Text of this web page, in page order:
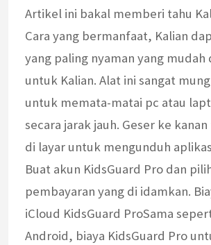
Artikel ini bakal memberi tahu
Cara yang bermanfaat, Kalian
yang paling nyaman yang mudah
untuk Kalian. Alat ini sangat
untuk memata-matai pc atau
secara jarak jauh. Geser ke
di layar untuk mengunduh
Buat akun KidsGuard Pro dan
pembayaran yang di idamkan.
iCloud KidsGuard ProSama
Android, biaya KidsGuard Pro